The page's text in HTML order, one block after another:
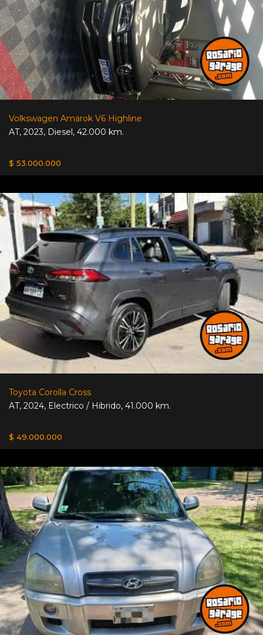
Volkswagen Amarok V6 Highline
AT, 2023, Diesel, 42.000 km.
$ 53.000.000
Toyota Corolla Cross
AT, 2024, Electrico / Hibrido, 41.000 km.
$ 49.000.000